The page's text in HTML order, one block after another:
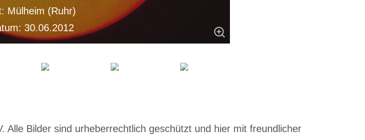
Mülheim (Ruhr)
30.06.2012
Bilder sind urheberrechtlich geschützt und hier mit freundlicher